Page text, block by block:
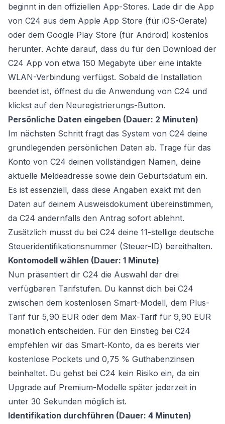
beginnt in den offiziellen App-Stores. Lade dir die App
von C24 aus dem Apple App Store (für iOS-Geräte)
oder dem Google Play Store (für Android) kostenlos
herunter. Achte darauf, dass du für den Download der
C24 App von etwa 150 Megabyte über eine intakte
WLAN-Verbindung verfügst. Sobald die Installation
beendet ist, öffnest du die Anwendung von C24 und
klickst auf den Neuregistrierungs-Button.
Persönliche Daten eingeben (Dauer: 2 Minuten)
Im nächsten Schritt fragt das System von C24 deine
grundlegenden persönlichen Daten ab. Trage für das
Konto von C24 deinen vollständigen Namen, deine
aktuelle Meldeadresse sowie dein Geburtsdatum ein.
Es ist essenziell, dass diese Angaben exakt mit den
Daten auf deinem Ausweisdokument übereinstimmen,
da C24 andernfalls den Antrag sofort ablehnt.
Zusätzlich musst du bei C24 deine 11-stellige deutsche
Steueridentifikationsnummer (Steuer-ID) bereithalten.
Kontomodell wählen (Dauer: 1 Minute)
Nun präsentiert dir C24 die Auswahl der drei
verfügbaren Tarifstufen. Du kannst dich bei C24
zwischen dem kostenlosen Smart-Modell, dem Plus-
Tarif für 5,90 EUR oder dem Max-Tarif für 9,90 EUR
monatlich entscheiden. Für den Einstieg bei C24
empfehlen wir das Smart-Konto, da es bereits vier
kostenlose Pockets und 0,75 % Guthabenzinsen
beinhaltet. Du gehst bei C24 kein Risiko ein, da ein
Upgrade auf Premium-Modelle später jederzeit in
unter 30 Sekunden möglich ist.
Identifikation durchführen (Dauer: 4 Minuten)